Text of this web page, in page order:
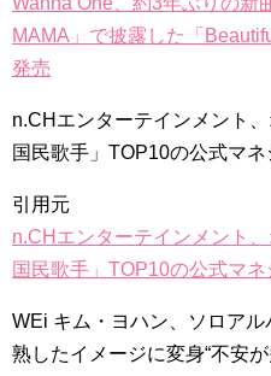
ユン・ギュンサン主演「
ソン・ヘギョ – ソンヘギ
ハン・ヘジン 한혜진 –
チョ・ヒョンジェ 조현
キム・テヒの弟イ・ワ
レンタル開始！
(ENG SUB) Behind The
Jin-Crash Landing On You/ヒョ
MAMA」で披露した「
発売
n.CHエンターテインメント
国民歌手」TOP10の公式マ
引用元
n.CHエンターテインメント
国民歌手」TOP10の公式マ
WEi キム・ヨハン、ソロア
熟したイメージに変身“不安